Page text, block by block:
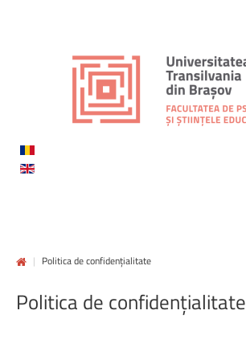
| Politica de confidențialitate
Politica de confidențialitate